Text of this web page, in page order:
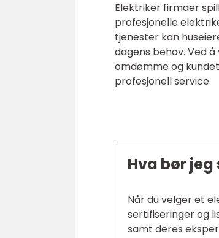
Elektriker firmaer
profesjonelle
tjenester kan
dagens behov. Ved
omdømme og
profesjonell service.
Hva bør
Når du velger et
sertifiseringer og
samt deres